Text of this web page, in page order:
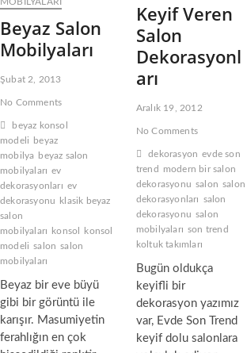
b
i
y
l
ı
İ
ç
e
r
i
n
K
n
s
n
b
y
l
Beyaz Salon
Mobilyaları
Şubat 2, 2013
No Comments
beyaz konsol
modeli
beyaz
mobilya
beyaz salon
mobilyaları ev
dekorasyonları ev
dekorasyonu
klasik beyaz
salon
mobilyaları
konsol
konsol
modeli salon salon
mobilyaları
Beyaz bir eve büyü
gibi bir görüntü ile
karışır. Masumiyetin
ferahlığın en çok
Keyif Veren
Salon
Dekorasyonl
arı
Aralık 19, 2012
No Comments
dekorasyon evde son
trend
modern bir salon
dekorasyonu salon salon
dekorasyonları salon
dekorasyonu salon
mobilyaları son trend
koltuk takımları
Bugün oldukça
keyifli bir
dekorasyon yazımız
var, Evde Son Trend
keyif dolu salonlara